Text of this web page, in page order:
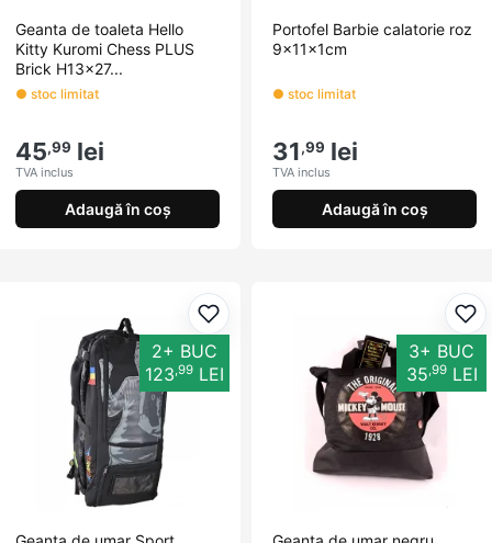
Geanta de toaleta Hello
Kitty Kuromi Chess PLUS
Brick H13x27...
● stoc limitat
45,99 lei
TVA inclus
Adaugă în coș
Portofel Barbie calatorie roz
9x11x1cm
● stoc limitat
31,99 lei
TVA inclus
Adaugă în coș
Adaugă la favorite
2+ BUC
123,99 LEI
3+ BUC
35,99LEI